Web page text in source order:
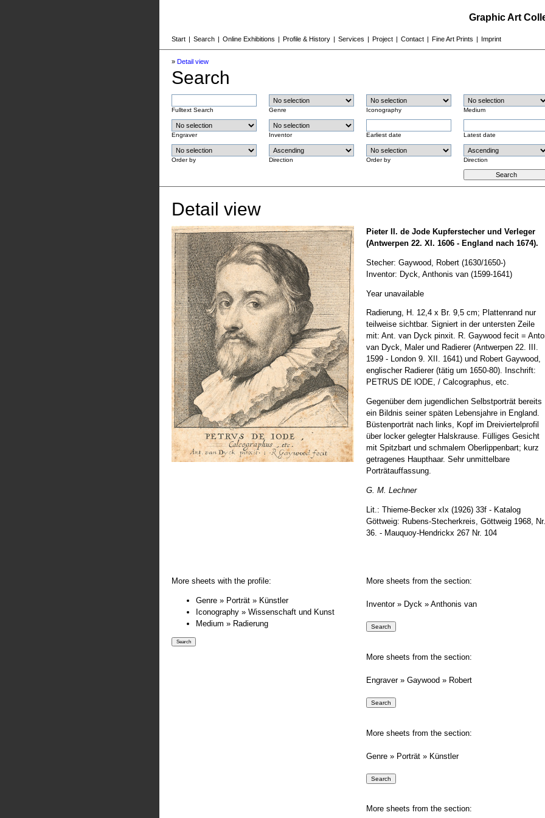
Graphic Art
Start | Search | Online Exhibitions | Profile & History | Services | Project | Contact | Fine Art Prints | Imprint
» Detail view
Search
Fulltext Search Genre Iconography Medium
Engraver Inventor Earliest date Latest date
Order by Direction Order by Direction
Detail view
Pieter II. de Jode Kupferstecher und Verleger
(Antwerpen 22. XI. 1606 - England nach 1674).
Stecher: Gaywood, Robert (1630/1650-)
Inventor: Dyck, Anthonis van (1599-1641)
Year unavailable
Radierung, H. 12,4 x Br. 9,5 cm; Plattenrand nur
teilweise sichtbar. Signiert in der untersten Zeile
mit: Ant. van Dyck pinxit. R. Gaywood fecit =
van Dyck, Maler und Radierer (Antwerpen 22. III.
1599 - London 9. XII. 1641) und Robert Gaywood,
englischer Radierer (tätig um 1650-80). Inschrift:
PETRUS DE lODE, / Calcographus, etc.
Gegenüber dem jugendlichen Selbstporträt bereits
ein Bildnis seiner späten Lebensjahre in England.
Büstenporträt nach links, Kopf im Dreiviertelprofil
über locker gelegter Halskrause. Fülliges Gesicht
mit Spitzbart und schmalem Oberlippenbart; kurz
getragenes Haupthaar. Sehr unmittelbare
Porträtauffassung.
G. M. Lechner
Lit.: Thieme-Becker xIx (1926) 33f - Katalog
Göttweig: Rubens-Stecherkreis, Göttweig 1968, Nr.
36. - Mauquoy-Hendrickx 267 Nr. 104
More sheets with the profile:
Genre » Porträt » Künstler
Iconography » Wissenschaft und Kunst
Medium » Radierung
More sheets from the section:
Inventor » Dyck » Anthonis van
More sheets from the section:
Engraver » Gaywood » Robert
More sheets from the section:
Genre » Porträt » Künstler
More sheets from the section: